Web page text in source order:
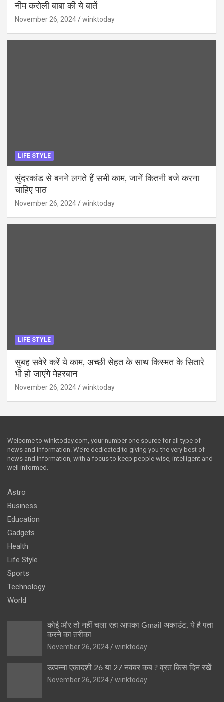
नीम करोली बाबा की ये बातें
November 26, 2024 winktoday
LIFE STYLE
सुंदरकांड से बनने लगते हैं सभी काम, जानें कितनी बजे करना
चाहिए पाठ
November 26, 2024 winktoday
LIFE STYLE
सुबह सवेरे करें ये काम, अच्छी सेहत के साथ किस्मत के सितारे
भी हो जाएंगे मेहरबान
November 26, 2024 winktoday
Welcome to winktoday.com, your number one source for all type of
news and information. We’re dedicated to giving you the very best of
news and information, with a focus to keep people wise, intelligent and
well informed.
Astro
Business
Education
Gadgets
Health
Life Style
Sports
Technology
World
कोई और तो नहीं चला रहा आपका Gmail अकाउंट, ये है पता
करने का तरीका
November 26, 2024
winktoday
उत्पन्ना एकादशी 26 या 27 नवंबर कब ? व्रत किस दिन रखें
November 26, 2024
winktoday